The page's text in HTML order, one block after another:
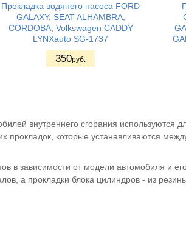
Прокладка водяного насоса FORD
GALAXY, SEAT ALHAMBRA,
CORDOBA, Volkswagen CADDY
LYNXauto SG-1737
350руб.
внутреннего сгорания
прокладок, которые устанавливаются
в зависимости от модели автомобиля и
а прокладки блока цилиндров - из